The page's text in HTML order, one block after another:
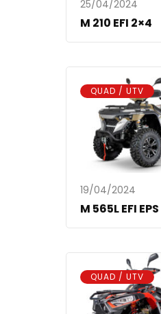
25/04/2024
M 210 EFI 2×4
QUAD / UTV
19/04/2024
M 565L EFI
QUAD / UTV